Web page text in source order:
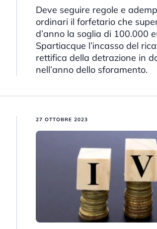
Deve seguire regole e
ordinari il forfetario che
d’anno la soglia di 100.000
Spartiacque l’incasso del
rettifica della detrazione in
nell’anno dello sforamento.
27 OTTOBRE 2023